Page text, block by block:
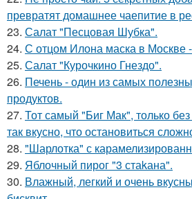
превратят домашнее чаепитие в
23. Салат "Песцовая Шубка".
24. С отцом Илона маска в Москве
25. Салат "Курочкино Гнездо".
26. Печень - один из самых
продуктов.
27. Тот самый "Биг Мак", только
так вкусно, что остановиться
28. "Шарлотка" с
29. Яблочный пирог "3 стаkана".
30. Влажный, легкий и очень